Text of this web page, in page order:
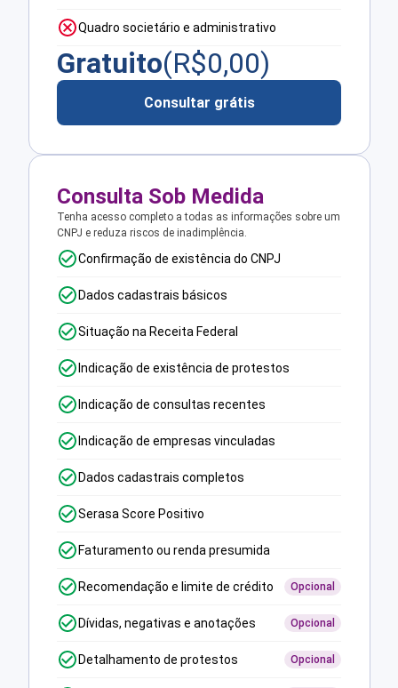
Quadro societário e administrativo
Gratuito(R$0,00)
Consultar grátis
Consulta Sob Medida
Tenha acesso completo a todas as informações sobre um
CNPJ e reduza riscos de inadimplência.
Confirmação de existência do CNPJ
Dados cadastrais básicos
Situação na Receita Federal
Indicação de existência de protestos
Indicação de consultas recentes
Indicação de empresas vinculadas
Dados cadastrais completos
Serasa Score Positivo
Faturamento ou renda presumida
Recomendação e limite de crédito Opcional
Dívidas, negativas e anotações Opcional
Detalhamento de protestos Opcional